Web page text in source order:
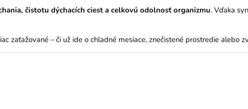
čistotu dýchacích ciest a celkovú odolnosť organizmu. Vďaka
zaťažované – či už ide o chladné mesiace, znečistené prostredie alebo